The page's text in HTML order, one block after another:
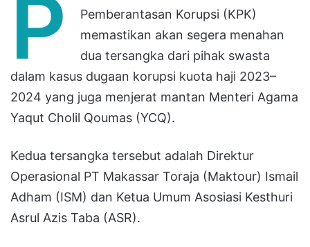
P
Pemberantasan Korupsi (KPK)
memastikan akan segera menahan
dua tersangka dari pihak swasta
dalam kasus dugaan korupsi kuota haji 2023–
2024 yang juga menjerat mantan Menteri Agama
Yaqut Cholil Qoumas (YCQ).
Kedua tersangka tersebut adalah Direktur
Operasional PT Makassar Toraja (Maktour) Ismail
Adham (ISM) dan Ketua Umum Asosiasi Kesthuri
Asrul Azis Taba (ASR).